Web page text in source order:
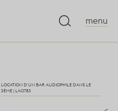
menu
LOCATION D'UN BAR AUDIOPHILE DANS LE
3ÈME | LA0783